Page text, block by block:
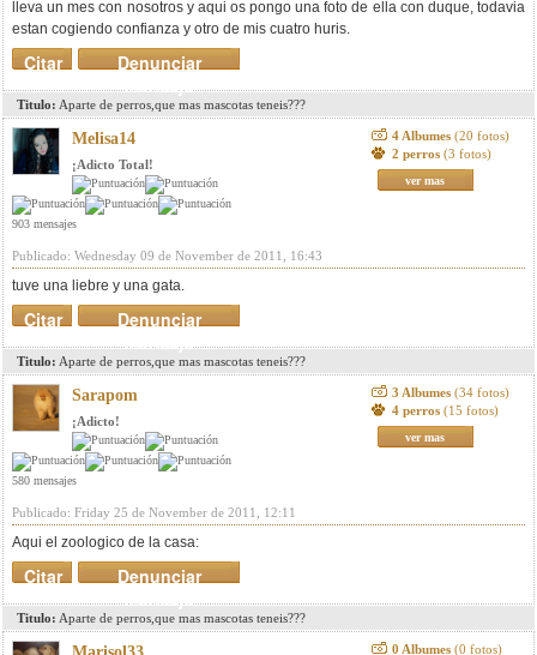
lleva un mes con nosotros y aqui os pongo una foto de ella con duque, todavia
estan cogiendo confianza y otro de mis cuatro huris.
Denunciar
mensaje
Citar
Titulo: Aparte de perros,que mas mascotas teneis???
Melisa14
¡Adicto Total!
903 mensajes
4 Albumes (20 fotos)
2 perros (3 fotos)
ver mas
Publicado: Wednesday 09 de November de 2011, 16:43
tuve una liebre y una gata.
Denunciar
mensaje
Citar
Titulo: Aparte de perros,que mas mascotas teneis???
Sarapom
¡Adicto!
580 mensajes
3 Albumes (34 fotos)
4 perros (15 fotos)
ver mas
Publicado: Friday 25 de November de 2011, 12:11
Aqui el zoologico de la casa:
Denunciar
mensaje
Citar
Titulo: Aparte de perros,que mas mascotas teneis???
0 Albumes (0 fotos)